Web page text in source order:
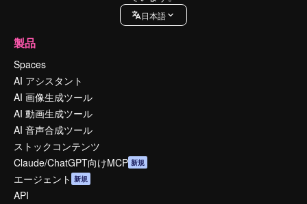
日本語
製品
Spaces
AI アシスタント
AI 画像生成ツール
AI 動画生成ツール
AI 音声合成ツール
ストックコンテンツ
Claude/ChatGPT向けMCP 新規
エージェント 新規
API